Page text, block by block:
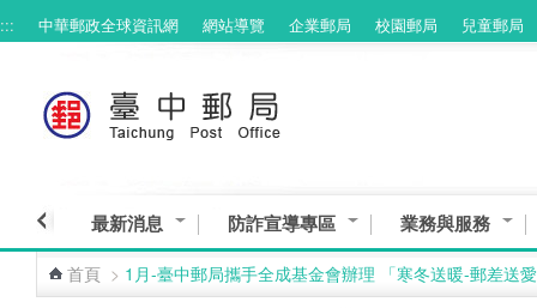
跳到主要內容區塊
::: 中華郵政全球資訊網 網站導覽 企業郵局 校園郵局 兒童郵局
最新消息 防詐宣導專區 業務與服務
首頁 > 1月-臺中郵局攜手全成基金會辦理 「寒冬送暖-郵差送